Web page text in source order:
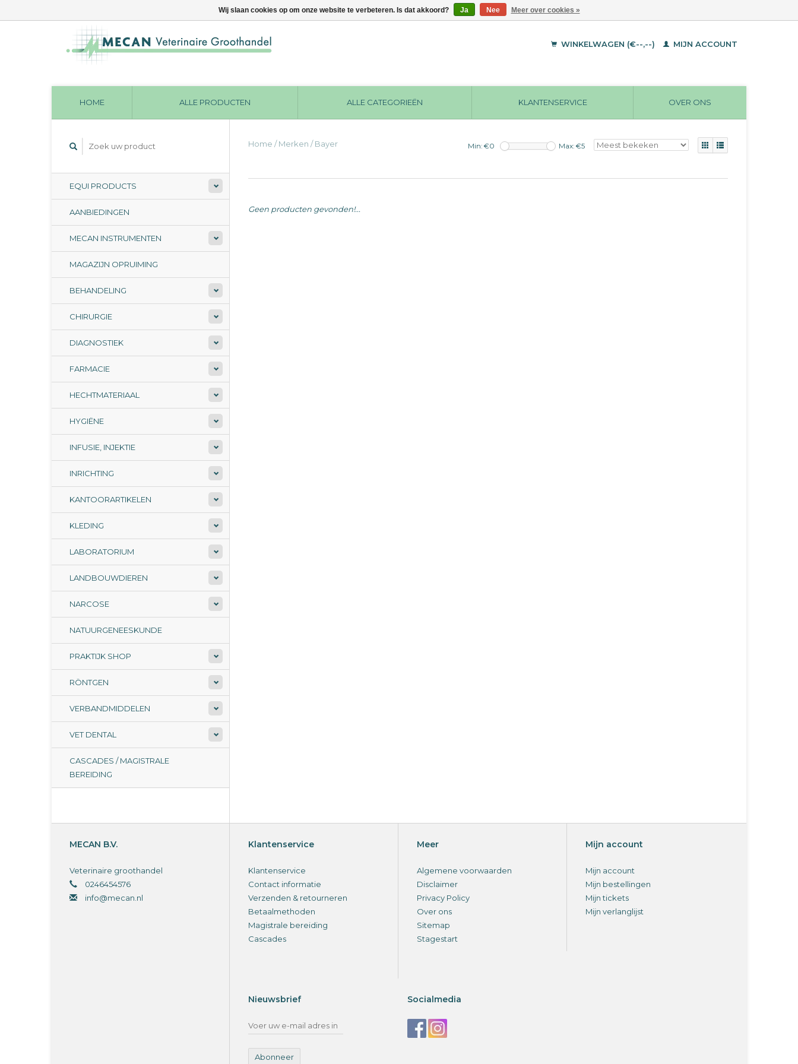
WINKELWAGEN (€--,--) MIJN ACCOUNT
HOME ALLE PRODUCTEN ALLE CATEGORIEËN KLANTENSERVICE OVER ONS
EQUI PRODUCTS
AANBIEDINGEN
MECAN INSTRUMENTEN
MAGAZIJN OPRUIMING
BEHANDELING
CHIRURGIE
DIAGNOSTIEK
FARMACIE
HECHTMATERIAAL
HYGIËNE
INFUSIE, INJEKTIE
INRICHTING
KANTOORARTIKELEN
KLEDING
LABORATORIUM
LANDBOUWDIEREN
NARCOSE
NATUURGENEESKUNDE
PRAKTIJK SHOP
RÖNTGEN
VERBANDMIDDELEN
VET DENTAL
CASCADES / MAGISTRALE
BEREIDING
Home /Merken /Bayer Min: €0 Max: €5
Geen producten gevonden!...
MECAN B.V.
Veterinaire groothandel
0246454576
info@mecan.nl
Klantenservice
Klantenservice
Contact informatie
Verzenden & retourneren
Betaalmethoden
Magistrale bereiding
Cascades
Meer
Algemene voorwaarden
Disclaimer
Privacy Policy
Over ons
Sitemap
Stagestart
Mijn account
Mijn account
Mijn bestellingen
Mijn tickets
Mijn verlanglijst
Nieuwsbrief
Abonneer
Socialmedia
Wij slaan cookies op om onze website te verbeteren. Is dat akkoord? Ja Nee Meer over cookies »